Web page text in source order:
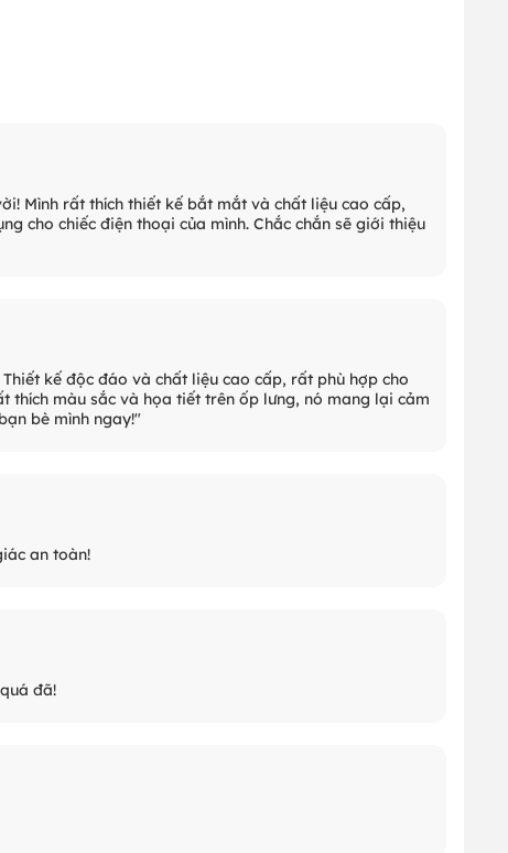
Mình rất thích thiết kế bắt mắt và chất liệu cao cấp,
cho chiếc điện thoại của mình. Chắc chắn sẽ giới thiệu
kế độc đáo và chất liệu cao cấp, rất phù hợp cho
thích màu sắc và họa tiết trên ốp lưng, nó mang lại cảm
bè mình ngay!"
an toàn!
đã!